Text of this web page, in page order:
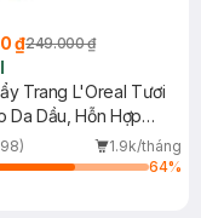
₫249.000 ₫
Trang L'Oreal Tươi
Da Dầu, Hỗn Hợp
1.9k/tháng
64%